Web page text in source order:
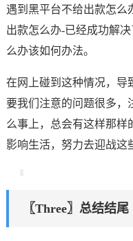
遇到黑平台不给出款怎么
出款怎么办-已经成功解
么办该如何办法。
在网上碰到这种情况，导
要我们注意的问题很多，
么事上，总会有这样那样
影响生活，努力去迎战这
〖Three〗总结结尾